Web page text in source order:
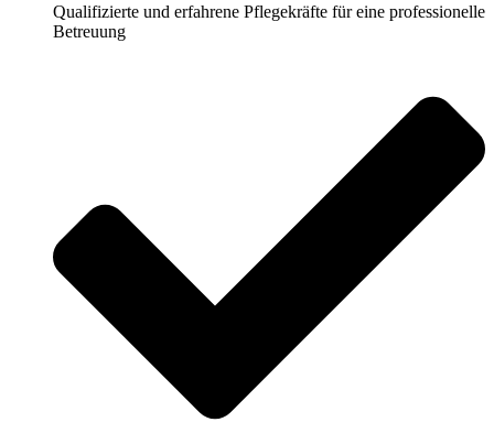
Qualifizierte und erfahrene Pflegekräfte für eine professionelle
Betreuung